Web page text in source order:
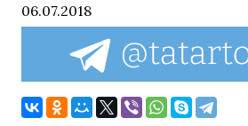
06.07.2018